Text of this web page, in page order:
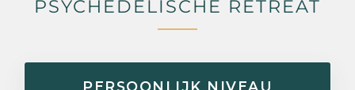
PSYCHEDELISCHE RETREAT
PERSOONLIJK NIVEAU